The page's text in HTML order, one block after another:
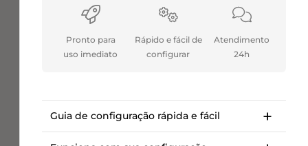
Pronto para
uso imediato
Rápido e fácil de
configurar
Atendimento
24h
Guia de configuração rápida e fácil
Guia de instalação passo a passo para